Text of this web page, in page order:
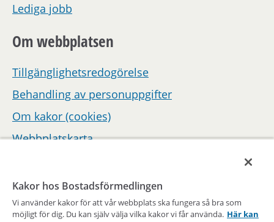
Lediga jobb
Om webbplatsen
Tillgänglighetsredogörelse
Behandling av personuppgifter
Om kakor (cookies)
Webbplatskarta
Kakor hos Bostadsförmedlingen
Vi använder kakor för att vår webbplats ska fungera så bra som
möjligt för dig. Du kan själv välja vilka kakor vi får använda. Här kan